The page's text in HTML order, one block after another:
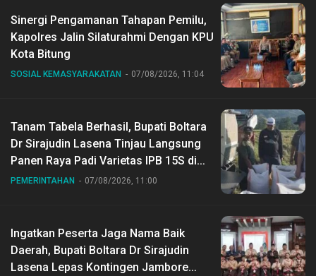
Sinergi Pengamanan Tahapan Pemilu,
Kapolres Jalin Silaturahmi Dengan KPU
Kota Bitung
SOSIAL KEMASYARAKATAN 07/08/2026, 11:04
Tanam Tabela Berhasil, Bupati Boltara
Dr Sirajudin Lasena Tinjau Langsung
Panen Raya Padi Varietas IPB 15S di
Desa Gihang
PEMERINTAHAN 07/08/2026, 11:00
Ingatkan Peserta Jaga Nama Baik
Daerah, Bupati Boltara Dr Sirajudin
Lasena Lepas Kontingen Jambore